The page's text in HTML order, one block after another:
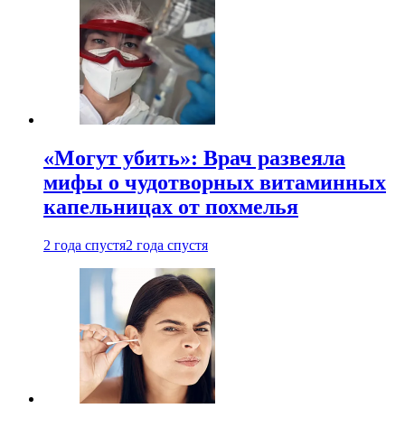
«Могут убить»: Врач развеяла
мифы о чудотворных витаминных
капельницах от похмелья
2 года спустя2 года спустя